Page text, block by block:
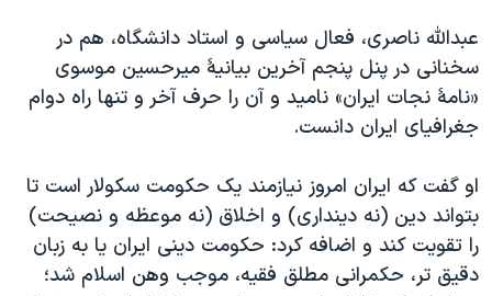
عبدالله ناصری، فعال سیاسی و استاد دانشگاه، هم در
سخنانی در پنل پنجم آخرین بیانیهٔ میرحسین موسوی
«نامهٔ نجات ایران» نامید و آن را حرف آخر و تنها راه دوام
جغرافیای ایران دانست.
او گفت که ایران امروز نیازمند یک حکومت سکولار است تا
بتواند دین (نه دینداری) و اخلاق (نه موعظه و نصیحت)
را تقویت کند و اضافه کرد: حکومت دینی ایران یا به زبان
دقیق تر، حکمرانی مطلق فقیه، موجب وهن اسلام شد؛